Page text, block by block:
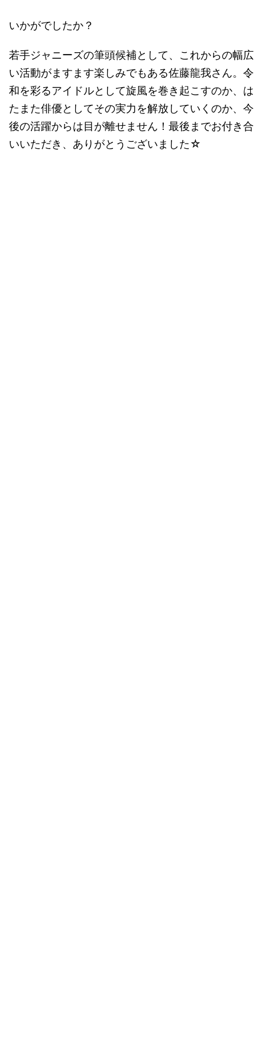
いかがでしたか？
若手ジャニーズの筆頭候補として、これからの幅広
い活動がますます楽しみでもある佐藤龍我さん。令
和を彩るアイドルとして旋風を巻き起こすのか、は
たまた俳優としてその実力を解放していくのか、今
後の活躍からは目が離せません！最後までお付き合
いいただき、ありがとうございました☆